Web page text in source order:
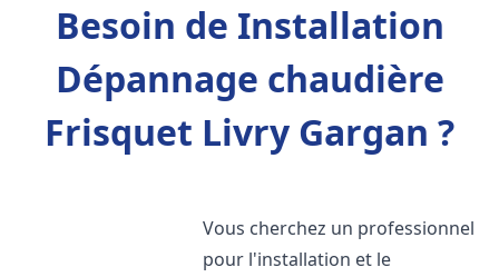
Besoin de Installation
Dépannage chaudière
Frisquet Livry Gargan ?
Vous cherchez un professionnel
pour l'installation et le